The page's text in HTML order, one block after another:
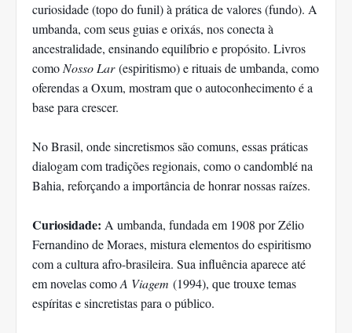
curiosidade (topo do funil) à prática de valores (fundo). A
umbanda, com seus guias e orixás, nos conecta à
ancestralidade, ensinando equilíbrio e propósito. Livros
como Nosso Lar(espiritismo) e rituais de umbanda, como
oferendas a Oxum, mostram que o autoconhecimento é a
base para crescer.
No Brasil, onde sincretismos são comuns, essas práticas
dialogam com tradições regionais, como o candomblé na
Bahia, reforçando a importância de honrar nossas raízes.
Curiosidade: A umbanda, fundada em 1908 por Zélio
Fernandino de Moraes, mistura elementos do espiritismo
com a cultura afro-brasileira. Sua influência aparece até
em novelas comoA Viagem (1994), que trouxe temas
espíritas e sincretistas para o público.